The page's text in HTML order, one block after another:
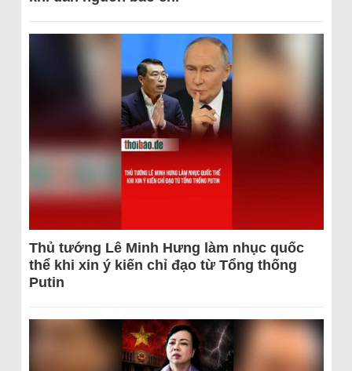
Thủ tướng Lê Minh Hưng làm nhục quốc
thể khi xin ý kiến chỉ đạo từ Tổng thống
Putin